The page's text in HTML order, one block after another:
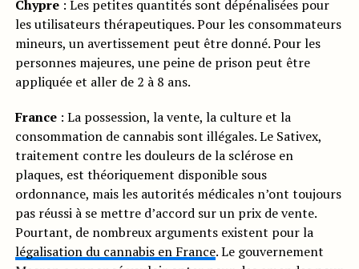
Chypre: Les petites quantités sont dépénalisées pour
les utilisateurs thérapeutiques. Pour les consommateurs
mineurs, un avertissement peut être donné. Pour les
personnes majeures, une peine de prison peut être
appliquée et aller de 2 à 8 ans.
France: La possession, la vente, la culture et la
consommation de cannabis sont illégales. Le Sativex,
traitement contre les douleurs de la sclérose en
plaques, est théoriquement disponible sous
ordonnance, mais les autorités médicales n’ont toujours
pas réussi à se mettre d’accord sur un prix de vente.
Pourtant, de nombreux arguments existent pour la
légalisation du cannabis en France. Le gouvernement